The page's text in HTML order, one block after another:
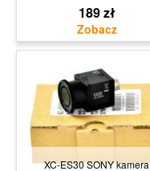
189 zł
XC-ES30 SONY kamera